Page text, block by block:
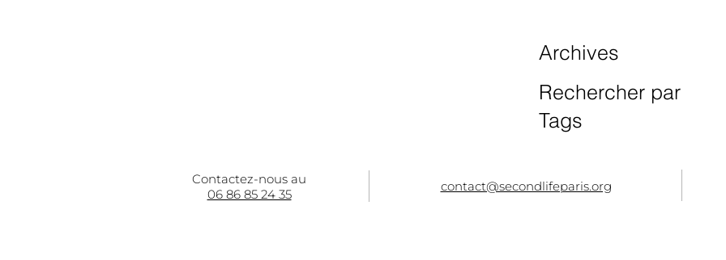
Archives
Rechercher par
Tags
Contactez-nous au
06 86 85 24 35
contact@secondlifeparis.org